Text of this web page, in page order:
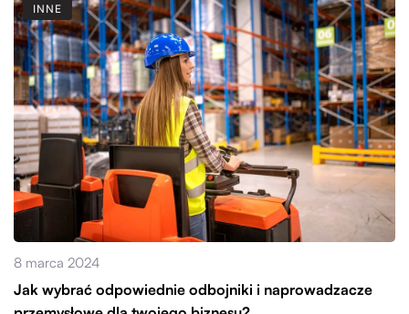
INNE
8 marca 2024
Jak wybrać odpowiednie odbojniki i naprowadzacze